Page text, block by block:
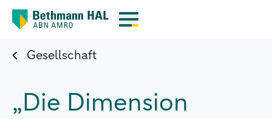
Gesellschaft
„Die Dimension